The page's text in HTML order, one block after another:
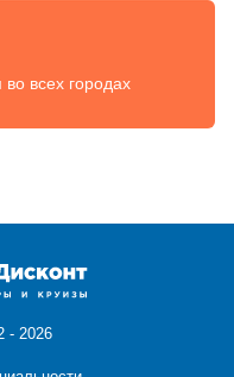
всех городах
- 2026